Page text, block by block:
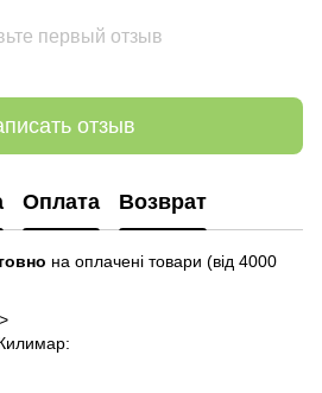
первый отзыв
отзыв
Оплата Возврат
на оплачені товари (від 4000